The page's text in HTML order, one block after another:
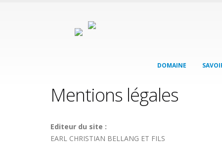
DOMAINE
Mentions légales
Editeur du site :
EARL CHRISTIAN BELLANG ET FILS